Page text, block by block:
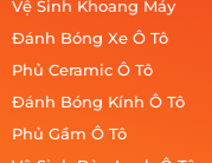
Vệ Sinh Khoang Máy
Đánh Bóng Xe Ô Tô
Phủ Ceramic Ô Tô
Đánh Bóng Kính Ô Tô
Phủ Gầm Ô Tô